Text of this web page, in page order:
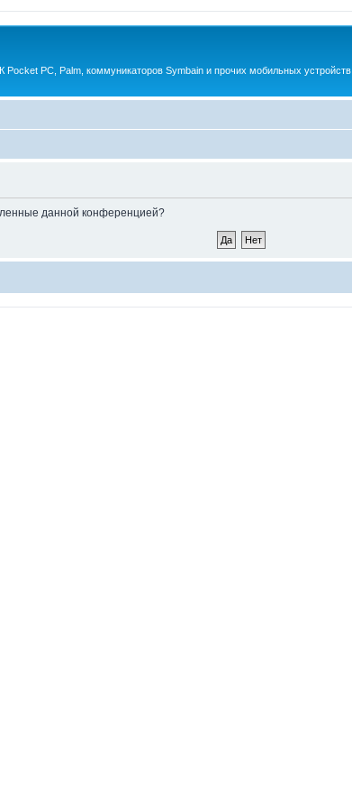
Pocket PC, Palm, коммуникаторов Symbain и прочих мобильных устройств
данной конференцией?